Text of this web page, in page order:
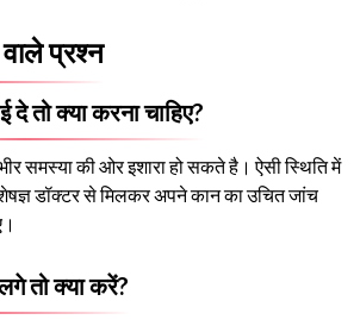
प्रश्न
तो क्या करना चाहिए?
समस्या की ओर इशारा हो सकते है। ऐसी स्थिति में
डॉक्टर से मिलकर अपने कान का उचित जांच
तो क्या करें?